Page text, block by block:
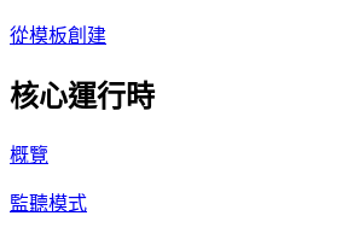
從模板創建
核心運行時
概覽
監聽模式